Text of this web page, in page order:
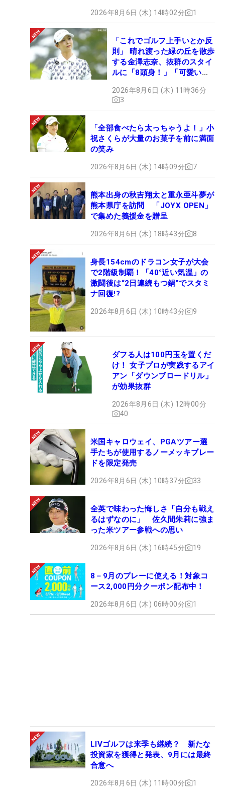
2026年8月6日 (木) 14時02分 1
「これでゴルフ上手いとか反
則」 晴れ渡った緑の丘を散歩
する金澤志奈、抜群のスタイ
ルに「8頭身！」「可愛いに
2026年8月6日 (木) 11時36分
3
「全部食べたら太っちゃうよ！」小
祝さくらが大量のお菓子を前に満面
の笑み
2026年8月6日 (木) 14時09分 7
熊本出身の秋吉翔太と重永亜斗夢が
熊本県庁を訪問 「JOYX OPEN」
で集めた義援金を贈呈
2026年8月6日 (木) 18時43分 8
身長154cmのドラコン女子が大会
で2階級制覇！「40°近い気温」の
激闘後は“2日連続もつ鍋”でスタミ
ナ回復!?
2026年8月6日 (木) 10時43分 9
ダフる人は100円玉を置くだ
け！ 女子プロが実践するアイ
アン「ダウンブロードリル」
が効果抜群
2026年8月6日 (木) 12時00分
40
米国キャロウェイ、PGAツアー選
手たちが使用するノーメッキブレー
ドを限定発売
2026年8月6日 (木) 10時37分 33
全英で味わった悔しさ「自分も戦え
るはずなのに」 佐久間朱莉に強ま
った米ツアー参戦への思い
2026年8月6日 (木) 16時45分 19
8－9月のプレーに使える！対象コ
ース2,000円分クーポン配布中！
2026年8月6日 (木) 06時00分 1
LIVゴルフは来季も継続？ 新たな
投資家を獲得と発表、9月には最終
合意へ
2026年8月6日 (木) 11時00分 1